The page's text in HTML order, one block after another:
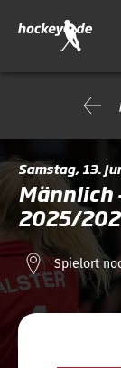
Samstag, 13.
Männlich
2025/
Spielort